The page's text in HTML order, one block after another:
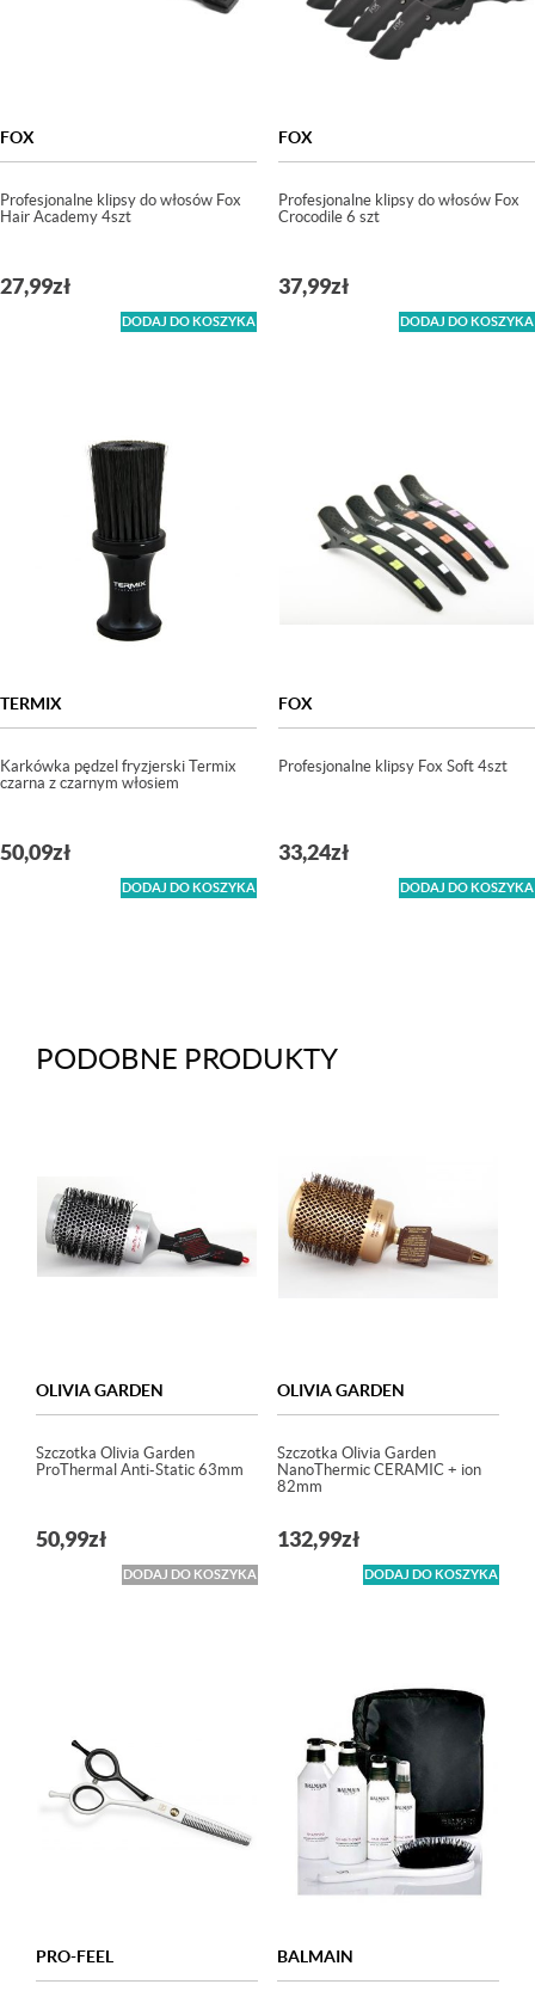
FOX
Profesjonalne klipsy do włosów Fox
Hair Academy 4szt
27,99zł
DODAJ DO KOSZYKA
FOX
Profesjonalne klipsy do włosów Fox
Crocodile 6 szt
37,99zł
DODAJ DO KOSZYKA
TERMIX
Karkówka pędzel fryzjerski Termix
czarna z czarnym włosiem
50,09zł
DODAJ DO KOSZYKA
FOX
Profesjonalne klipsy Fox Soft 4szt
33,24zł
DODAJ DO KOSZYKA
PODOBNE PRODUKTY
OLIVIA GARDEN
Szczotka Olivia Garden
ProThermal Anti-Static 63mm
50,99zł
DODAJ DO KOSZYKA
OLIVIA GARDEN
Szczotka Olivia Garden
NanoThermic CERAMIC + ion
82mm
132,99zł
DODAJ DO KOSZYKA
PRO-FEEL BALMAIN